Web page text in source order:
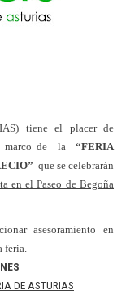
tiene el placer de
marco de la “FERIA
que se celebrarán
en el Paseo de Begoña
asesoramiento en
DE ASTURIAS